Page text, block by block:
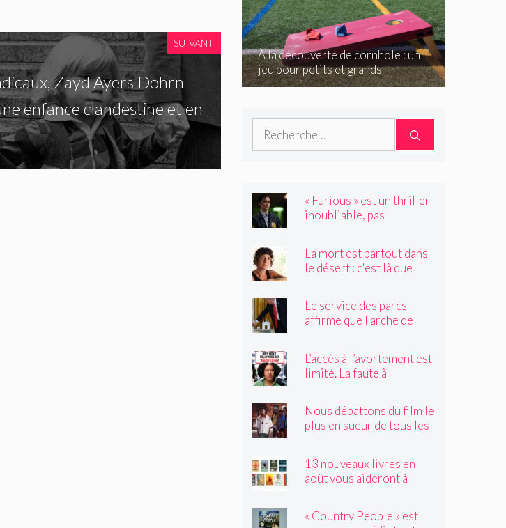
SUIVANT
Zayd Ayers Dohrn
enfance clandestine et en
À la découverte de cornhole : un
jeu pour petits et grands
Rechercher :
« Furious » est un thriller
inoubliable, pas
La mort est partout dans
le désert : c'est là que
Le service des parcs
affirme que l'arche de
Pourrait-il être déplacé ?
L’accès à l’avortement est
limité. La faute à
Nous débattons du film le
plus en sueur de tous les
13 nouveaux livres en
août vous aideront à
« Country People » est